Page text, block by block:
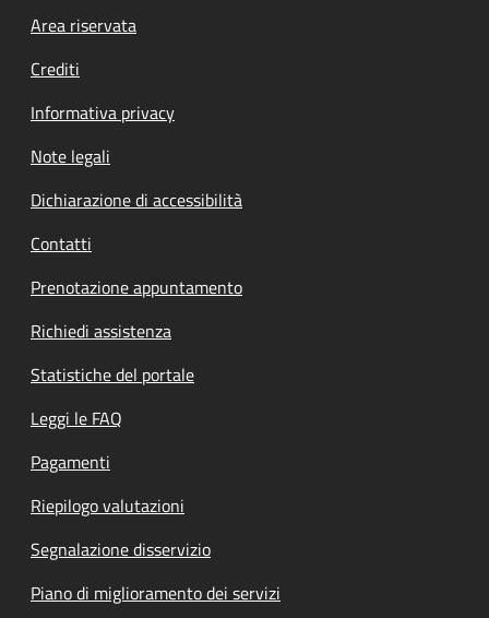
Footer menu
Area riservata
Crediti
Informativa privacy
Note legali
Dichiarazione di accessibilità
Contatti
Prenotazione appuntamento
Richiedi assistenza
Statistiche del portale
Leggi le FAQ
Pagamenti
Riepilogo valutazioni
Segnalazione disservizio
Piano di miglioramento dei servizi